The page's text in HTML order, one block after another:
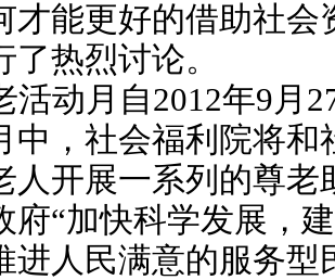
才能更好的借助社会
热烈讨论。
动月自2012年9月
中，社会福利院将
人开展一系列的尊老
府“加快科学发展，
进人民满意的服务型